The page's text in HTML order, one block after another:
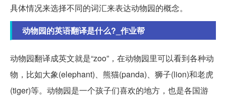
具体情况来选择不同的词汇来表达动物园的概念。
动物园的英语翻译是什么?_作业帮
动物园翻译成英文就是“zoo”，在动物园里可以看到各种动
物，比如大象(elephant)、熊猫(panda)、狮子(lion)和老虎
(tiger)等。动物园是一个孩子们喜欢的地方，也是各国游